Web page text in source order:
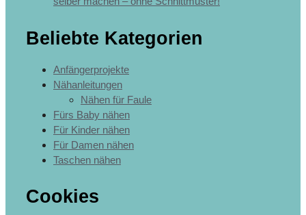
Beliebte Kategorien
Anfängerprojekte
Nähanleitungen
Nähen für Faule
Fürs Baby nähen
Für Kinder nähen
Für Damen nähen
Taschen nähen
Cookies